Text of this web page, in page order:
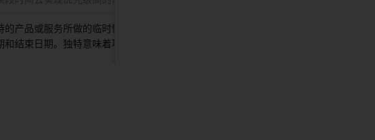
产品或服务所做的临时性努力。临时性是指
结束日期。独特意味着项目的最终结果不重